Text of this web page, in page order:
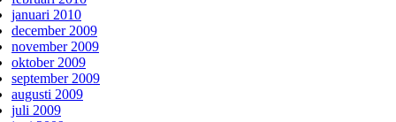
januari 2010
december 2009
november 2009
oktober 2009
september 2009
augusti 2009
juli 2009